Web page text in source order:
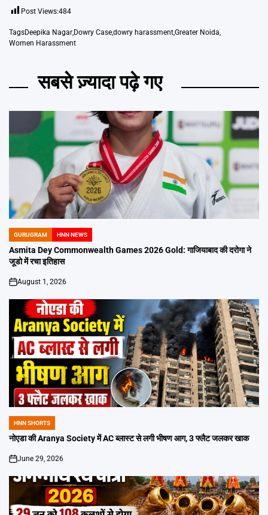
Post Views:484
TagsDeepika Nagar,Dowry Case,dowry harassment,Greater Noida,
Women Harassment
सबसे ज़्यादा पढ़े गए
POSTED
IN
GURUGRAM HNN NEWS
Asmita Dey Commonwealth Games 2026 Gold: गाजियाबाद की दरोगा ने
जूडो में रचा इतिहास
on
August 1, 2026
POSTED
IN
HNN SHORTS
नोएडा की Aranya Society में AC ब्लास्ट से लगी भीषण आग, 3 फ्लैट जलकर खाक
on
June 29, 2026